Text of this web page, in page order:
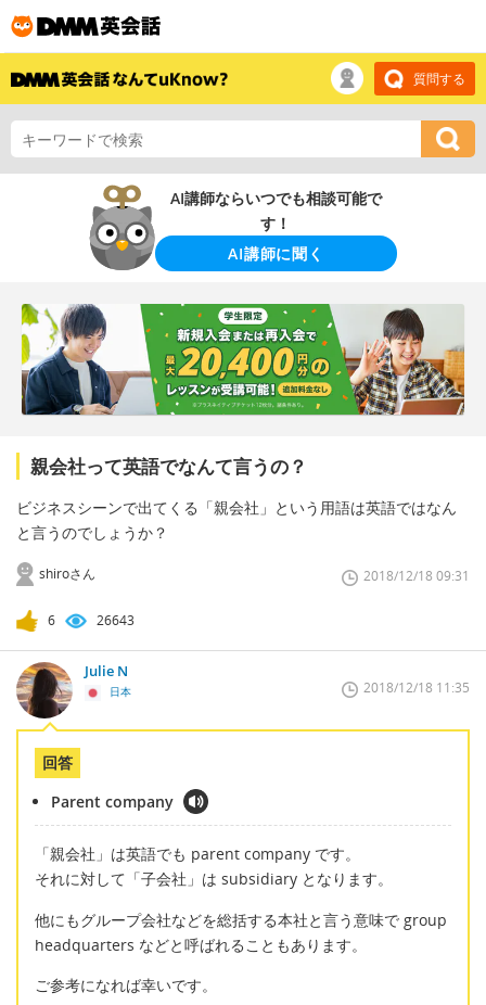
質問する
AI講師ならいつでも相談可能で
す！
AI講師に聞く
親会社って英語でなんて言うの？
ビジネスシーンで出てくる「親会社」という用語は英語ではなん
と言うのでしょうか？
shiroさん 2018/12/18 09:31
6 26643
Julie N
日本 2018/12/18 11:35
回答
Parent company
「親会社」は英語でも parent company です。
それに対して「子会社」は subsidiary となります。
他にもグループ会社などを総括する本社と言う意味で group
headquarters などと呼ばれることもあります。
ご参考になれば幸いです。